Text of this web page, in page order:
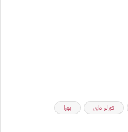
قيرلز داي يورا